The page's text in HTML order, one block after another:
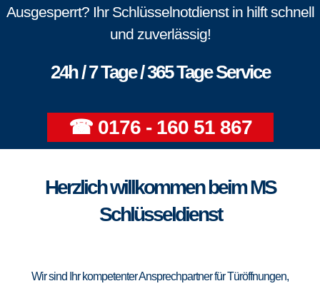
Ausgesperrt? Ihr Schlüsselnotdienst in hilft schnell
und zuverlässig!
24h / 7 Tage / 365 Tage Service
☎ 0176 - 160 51 867
Herzlich willkommen beim MS
Schlüsseldienst
Wir sind Ihr kompetenter Ansprechpartner für Türöffnungen,